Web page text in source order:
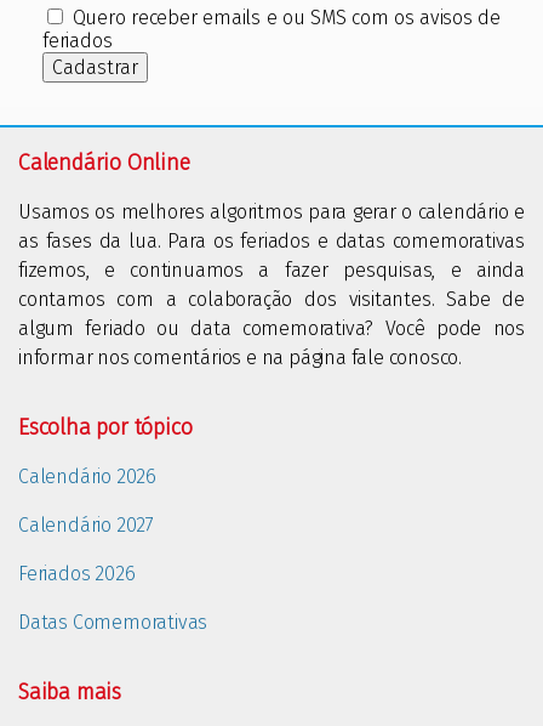
Quero receber emails e ou SMS com os avisos de
feriados
Cadastrar
Calendário Online
Usamos os melhores algoritmos para gerar o calendário e
as fases da lua. Para os feriados e datas comemorativas
fizemos, e continuamos a fazer pesquisas, e ainda
contamos com a colaboração dos visitantes. Sabe de
algum feriado ou data comemorativa? Você pode nos
informar nos comentários e na página fale conosco.
Escolha por tópico
Calendário 2026
Calendário 2027
Feriados 2026
Datas Comemorativas
Saiba mais